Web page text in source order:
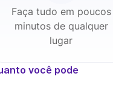
Faça tudo em poucos
minutos de qualquer
lugar
você pode